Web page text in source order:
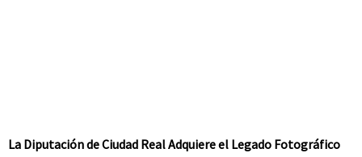
La Diputación de Ciudad Real Adquiere el Legado Fotográfico